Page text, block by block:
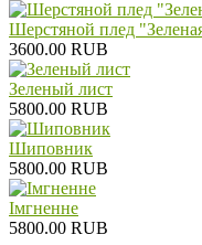
Шерстяной плед
3600.00 RUB
Зеленый лист
5800.00 RUB
Шиповник
5800.00 RUB
Iмгненне
5800.00 RUB